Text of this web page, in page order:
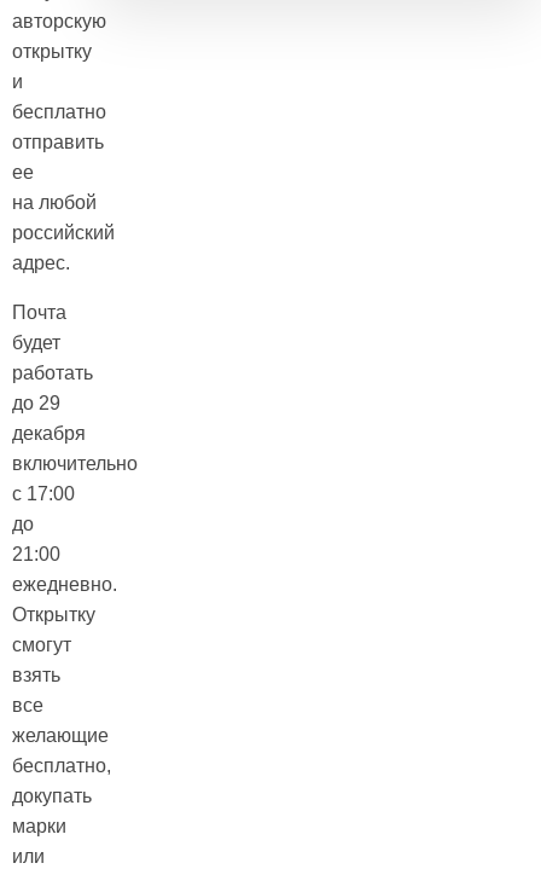
авторскую
открытку
и
бесплатно
отправить
ее
на любой
российский
адрес.
Почта
будет
работать
до 29
декабря
включительно
с 17:00
до
21:00
ежедневно.
Открытку
смогут
взять
все
желающие
бесплатно,
докупать
марки
или